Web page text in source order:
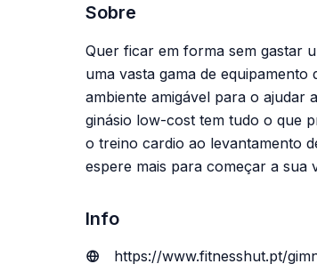
Sobre
Quer ficar em forma sem gastar
uma vasta gama de
ambiente amigável para o ajudar
ginásio low-cost tem tudo o que
o treino cardio ao levantamento
espere mais para começar a sua
Info
https://www.fitnesshut.pt/